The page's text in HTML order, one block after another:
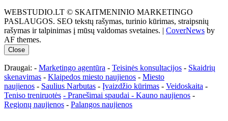
WEBSTUDIO.LT © SKAITMENINIO MARKETINGO
PASLAUGOS. SEO tekstų rašymas, turinio kūrimas, straipsnių
rašymas ir talpinimas į mūsų valdomas svetaines. | CoverNews by
AF themes.
Close
Draugai: - Marketingo agentūra - Teisinės konsultacijos - Skaidrių
skenavimas - Klaipedos miesto naujienos - Miesto
naujienos - Saulius Narbutas - Įvaizdžio kūrimas - Veidoskaita -
Teniso treniruotės - Pranešimai spaudai - Kauno naujienos -
Regionų naujienos - Palangos naujienos